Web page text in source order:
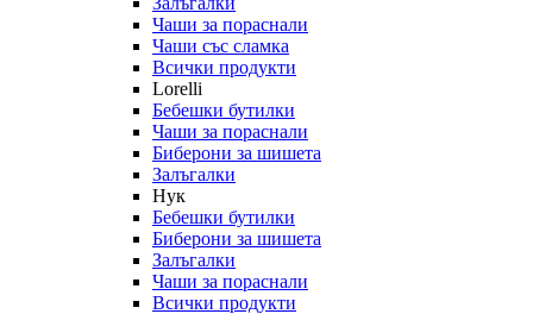
Чаши за пораснали
Чаши със сламка
Всички продукти
Lorelli
Бебешки бутилки
Чаши за пораснали
Биберони за шишета
Залъгалки
Нук
Бебешки бутилки
Биберони за шишета
Залъгалки
Чаши за пораснали
Всички продукти